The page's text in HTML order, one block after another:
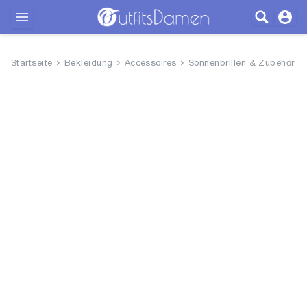
Startseite Bekleidung Accessoires Sonnenbrillen & Zubehör